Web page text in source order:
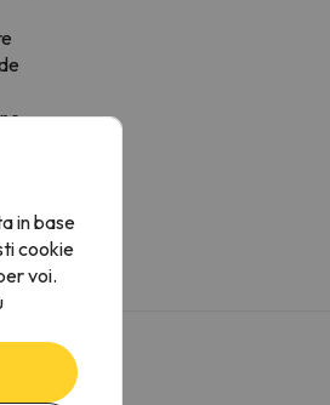
in base
cookie
voi.